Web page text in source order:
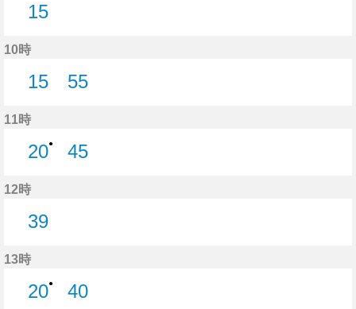
15
10時
15
55
11時
20●
45
12時
39
13時
20●
40